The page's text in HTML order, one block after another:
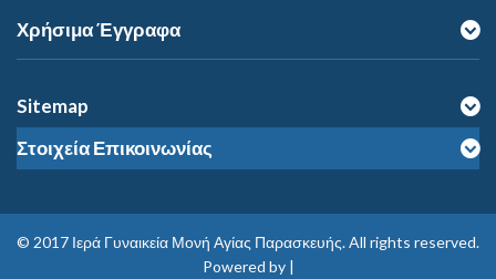
Χρήσιμα Έγγραφα
Sitemap
Στοιχεία Επικοινωνίας
© 2017 Ιερά Γυναικεία Μονή Αγίας Παρασκευής. All rights reserved.
Powered by |